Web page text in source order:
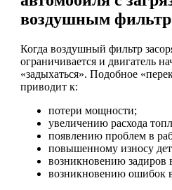
воздушным
Когда воздушный фильтр
ограничивается и двигатель
«задыхаться». Подобное
приводит к:
потери мощности;
увеличению расхода
появлению проблем в
повышенному износу
возникновению задиров
возникновению ошибок